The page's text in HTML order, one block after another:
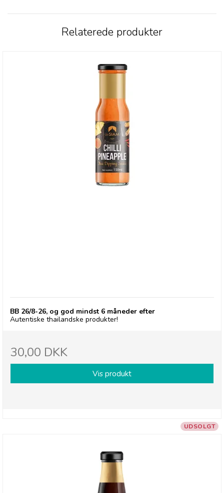
Relaterede produkter
BB 26/8-26, og god mindst 6 måneder efter
Autentiske thailandske produkter!
30,00 DKK
Vis produkt
UDSOLGT